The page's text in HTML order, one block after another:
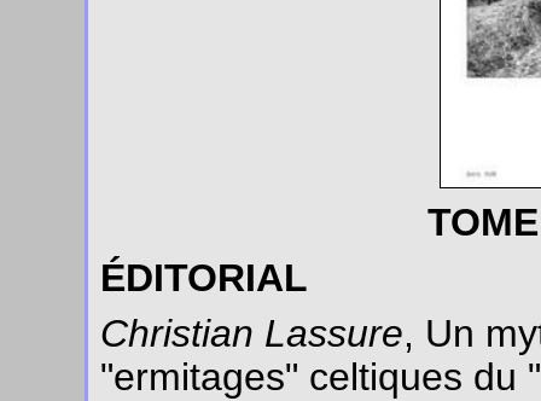
ÉDITORIAL
Christian Lassure, Un
"ermitages" celtiques du